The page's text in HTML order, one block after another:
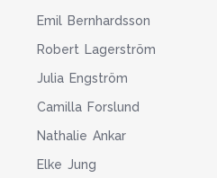
Emil Bernhardsson
Robert Lagerström
Julia Engström
Camilla Forslund
Nathalie Ankar
Elke Jung